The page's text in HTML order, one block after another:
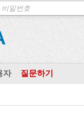
자 질문하기